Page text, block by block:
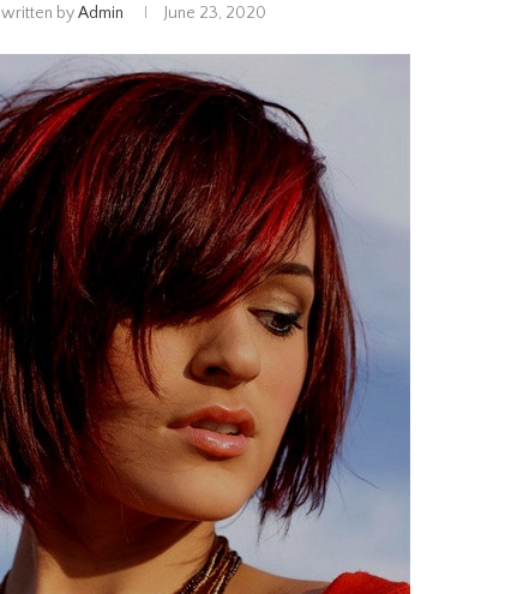
written byAdmin June 23, 2020